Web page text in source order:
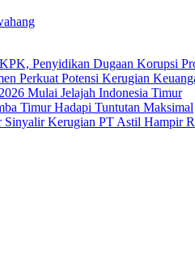
Penyidikan Dugaan Korupsi
Perkuat Potensi Kerugian
Mulai Jelajah Indonesia Timur
Timur Hadapi Tuntutan Maksimal
Sinyalir Kerugian PT Astil Hampir